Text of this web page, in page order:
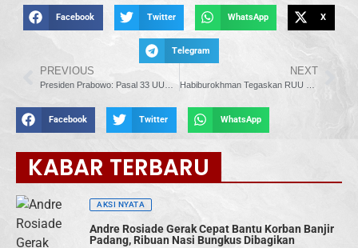
Facebook Twitter WhatsApp X
Telegram
PREVIOUS NEXT
Facebook Twitter WhatsApp
KABAR TERBARU
AKSI NYATA
Andre Rosiade Gerak Cepat Bantu Korban Banjir
Padang, Ribuan Nasi Bungkus Dibagikan